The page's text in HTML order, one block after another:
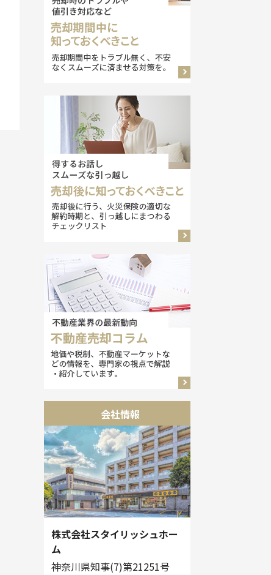
会社情報
株式会社スタイリッシュホー
ム
神奈川県知事(7)第21251号